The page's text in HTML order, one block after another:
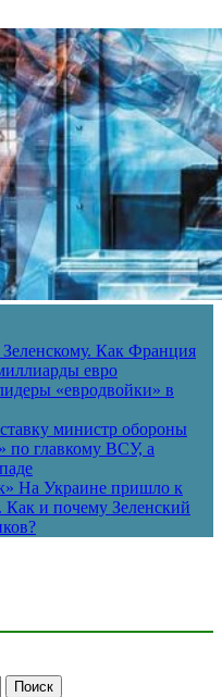
Как Франция
евро
«евродвойки» в
министр обороны
по главкому ВСУ, а
На Украине пришло к
Как и почему Зеленский